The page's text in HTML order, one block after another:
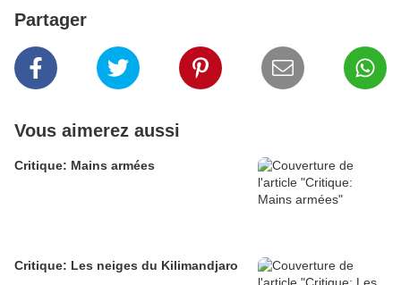
Partager
Vous aimerez aussi
Critique: Mains armées
Critique: Les neiges du Kilimandjaro